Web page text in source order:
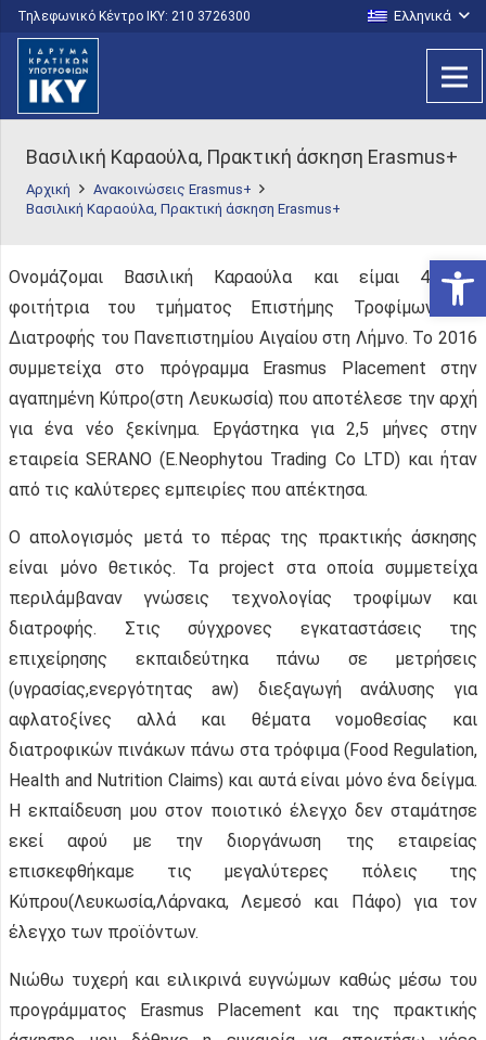
Τηλεφωνικό Κέντρο IKY: 210 3726300 Ελληνικά
Βασιλική Καραούλα, Πρακτική άσκηση Erasmus+
Αρχική
Ανακοινώσεις Erasmus+
Βασιλική Καραούλα, Πρακτική άσκηση Erasmus+
Ονομάζομαι Βασιλική Καραούλα και είμαι 4οετής
φοιτήτρια του τμήματος Επιστήμης Τροφίμων και
Διατροφής του Πανεπιστημίου Αιγαίου στη Λήμνο. Το 2016
συμμετείχα στο πρόγραμμα Erasmus Placement στην
αγαπημένη Κύπρο(στη Λευκωσία) που αποτέλεσε την αρχή
για ένα νέο ξεκίνημα. Εργάστηκα για 2,5 μήνες στην
εταιρεία SERANO (E.Neophytou Trading Co LTD) και ήταν
από τις καλύτερες εμπειρίες που απέκτησα.
Ο απολογισμός μετά το πέρας της πρακτικής άσκησης
είναι μόνο θετικός. Τα project στα οποία συμμετείχα
περιλάμβαναν γνώσεις τεχνολογίας τροφίμων και
διατροφής. Στις σύγχρονες εγκαταστάσεις της
επιχείρησης εκπαιδεύτηκα πάνω σε μετρήσεις
(υγρασίας,ενεργότητας aw) διεξαγωγή ανάλυσης για
αφλατοξίνες αλλά και θέματα νομοθεσίας και
διατροφικών πινάκων πάνω στα τρόφιμα (Food Regulation,
Health and Nutrition Claims) και αυτά είναι μόνο ένα δείγμα.
Η εκπαίδευση μου στον ποιοτικό έλεγχο δεν σταμάτησε
εκεί αφού με την διοργάνωση της εταιρείας
επισκεφθήκαμε τις μεγαλύτερες πόλεις της
Κύπρου(Λευκωσία,Λάρνακα, Λεμεσό και Πάφο) για τον
έλεγχο των προϊόντων.
Νιώθω τυχερή και ειλικρινά ευγνώμων καθώς μέσω του
προγράμματος Erasmus Placement και της πρακτικής